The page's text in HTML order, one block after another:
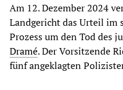
Am 12. Dezember 2024
Landgericht das Urteil im
Prozess um den Tod des
Dramé. Der Vorsitzende
fünf angeklagten